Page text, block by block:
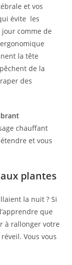
et vos
évite les
comme de
la tête
de la
des
chauffant
et vous
plantes
la nuit ? Si
que
à rallonger votre
Vous vous